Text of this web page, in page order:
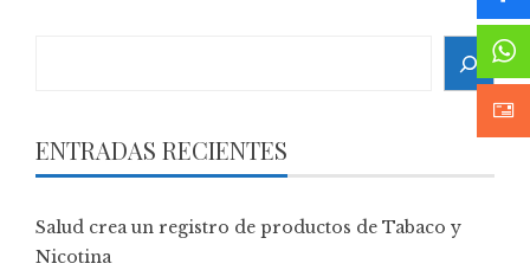
ENTRADAS RECIENTES
Salud crea un registro de productos de Tabaco y
Nicotina